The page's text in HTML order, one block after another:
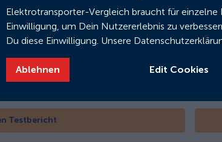
25 km/h
ja
Vario
Testbericht
Elektrotransporter-Vergleich braucht für einzelne
Einwilligung, um Dein Nutzererlebnis zu
Du diese Einwilligung. Unsere
Ablehnen Edit Cookies